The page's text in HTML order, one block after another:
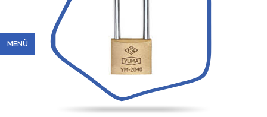
MENÜ